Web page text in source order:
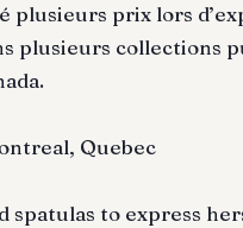
plusieurs prix lors
plusieurs collections
Quebec
spatulas to express